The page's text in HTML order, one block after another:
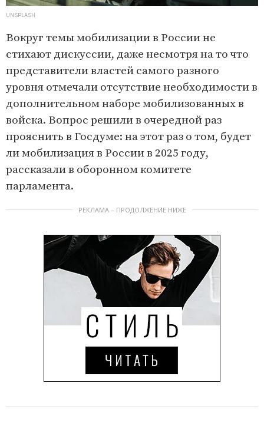
UNSPLASH
Вокруг темы мобилизации в России не
стихают дискуссии, даже несмотря на то что
представители властей самого разного
уровня отмечали отсутствие необходимости в
дополнительном наборе мобилизованных в
войска. Вопрос решили в очередной раз
прояснить в Госдуме: на этот раз о том, будет
ли мобилизация в России в 2025 году,
рассказали в оборонном комитете
парламента.
РЕКЛАМА – ПРОДОЛЖЕНИЕ НИЖЕ